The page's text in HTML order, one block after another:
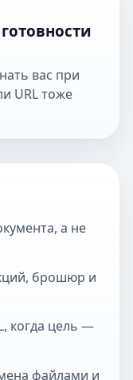
вас при
URL тоже
а не
брошюр и
когда цель —
файлами и